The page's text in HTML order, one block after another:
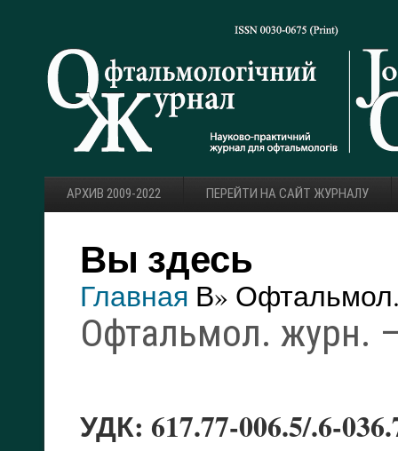
АРХИВ 2009-2022 ПЕРЕЙТИ НА САЙТ ЖУРНАЛУ
Вы здесь
Главная В»
Офтальмол. журн.
УДК: 617.77-006.5/.6-